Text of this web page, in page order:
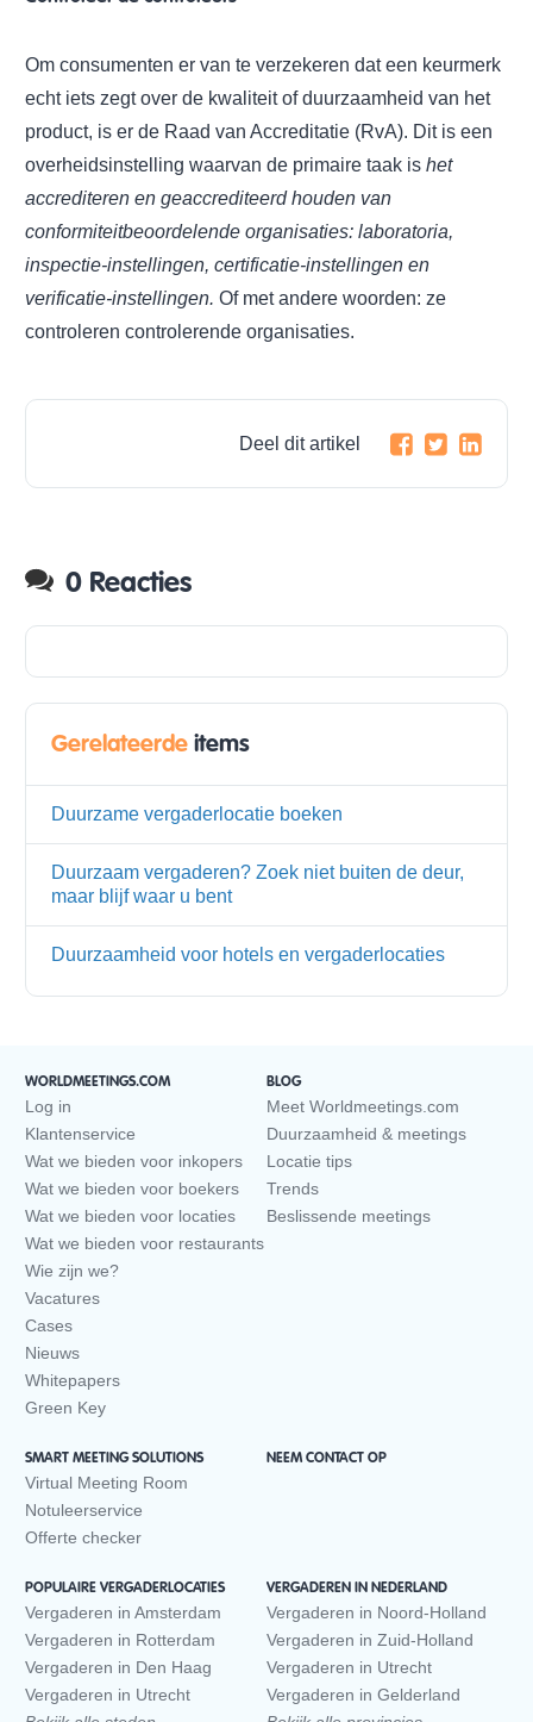
Om consumenten er van te verzekeren dat een keurmerk
echt iets zegt over de kwaliteit of duurzaamheid van het
product, is er de Raad van Accreditatie (RvA). Dit is een
overheidsinstelling waarvan de primaire taak is het
accrediteren en geaccrediteerd houden van
conformiteitbeoordelende organisaties: laboratoria,
inspectie-instellingen, certificatie-instellingen en
verificatie-instellingen. Of met andere woorden: ze
controleren controlerende organisaties.
Deel dit artikel
0 Reacties
Gerelateerde items
Duurzame vergaderlocatie boeken
Duurzaam vergaderen? Zoek niet buiten de deur,
maar blijf waar u bent
Duurzaamheid voor hotels en vergaderlocaties
WORLDMEETINGS.COM
Log in
Klantenservice
Wat we bieden voor inkopers
Wat we bieden voor boekers
Wat we bieden voor locaties
Wat we bieden voor restaurants
Wie zijn we?
Vacatures
Cases
Nieuws
Whitepapers
Green Key
BLOG
Meet Worldmeetings.com
Duurzaamheid & meetings
Locatie tips
Trends
Beslissende meetings
SMART MEETING SOLUTIONS
Virtual Meeting Room
Notuleerservice
Offerte checker
NEEM CONTACT OP
POPULAIRE VERGADERLOCATIES
Vergaderen in Amsterdam
Vergaderen in Rotterdam
Vergaderen in Den Haag
Vergaderen in Utrecht
VERGADEREN IN NEDERLAND
Vergaderen in Noord-Holland
Vergaderen in Zuid-Holland
Vergaderen in Utrecht
Vergaderen in Gelderland